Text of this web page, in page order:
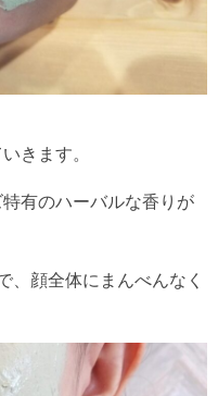
きます。
有のハーバルな香りが
、顔全体にまんべんなく